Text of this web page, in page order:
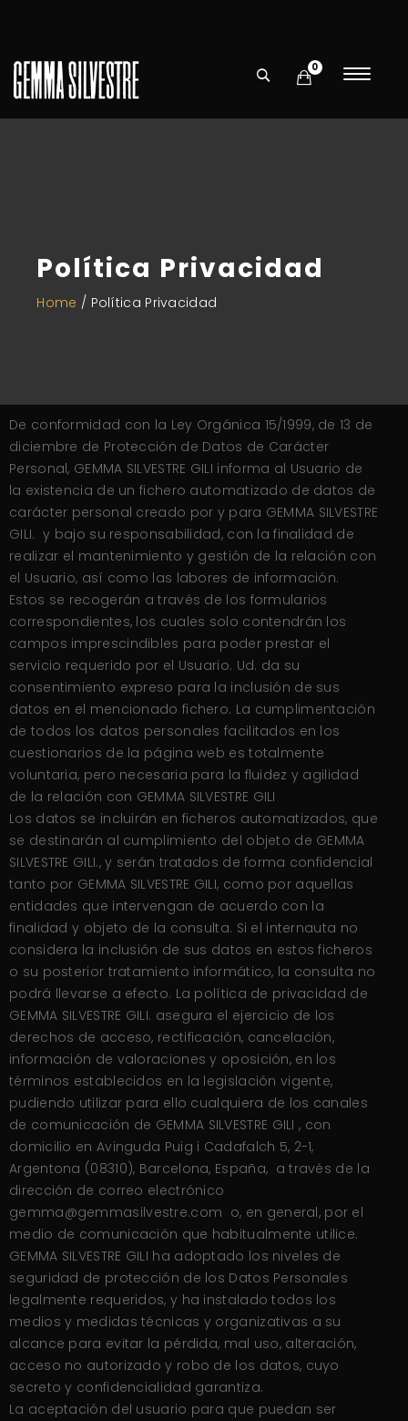
0
Política Privacidad
Home / Política Privacidad
De conformidad con la Ley Orgánica 15/1999, de 13 de
diciembre de Protección de Datos de Carácter
Personal, GEMMA SILVESTRE GILI informa al Usuario de
la existencia de un fichero automatizado de datos de
carácter personal creado por y para GEMMA SILVESTRE
GILI. y bajo su responsabilidad, con la finalidad de
realizar el mantenimiento y gestión de la relación con
el Usuario, así como las labores de información.
Estos se recogerán a través de los formularios
correspondientes, los cuales solo contendrán los
campos imprescindibles para poder prestar el
servicio requerido por el Usuario. Ud. da su
consentimiento expreso para la inclusión de sus
datos en el mencionado fichero. La cumplimentación
de todos los datos personales facilitados en los
cuestionarios de la página web es totalmente
voluntaria, pero necesaria para la fluidez y agilidad
de la relación con GEMMA SILVESTRE GILI
Los datos se incluirán en ficheros automatizados, que
se destinarán al cumplimiento del objeto de GEMMA
SILVESTRE GILI., y serán tratados de forma confidencial
tanto por GEMMA SILVESTRE GILI, como por aquellas
entidades que intervengan de acuerdo con la
finalidad y objeto de la consulta. Si el internauta no
considera la inclusión de sus datos en estos ficheros
o su posterior tratamiento informático, la consulta no
podrá llevarse a efecto. La política de privacidad de
GEMMA SILVESTRE GILI. asegura el ejercicio de los
derechos de acceso, rectificación, cancelación,
información de valoraciones y oposición, en los
términos establecidos en la legislación vigente,
pudiendo utilizar para ello cualquiera de los canales
de comunicación de GEMMA SILVESTRE GILI , con
domicilio en Avinguda Puig i Cadafalch 5, 2-1,
Argentona (08310), Barcelona, España, a través de la
dirección de correo electrónico
gemma@gemmasilvestre.com o, en general, por el
medio de comunicación que habitualmente utilice.
GEMMA SILVESTRE GILI ha adoptado los niveles de
seguridad de protección de los Datos Personales
legalmente requeridos, y ha instalado todos los
medios y medidas técnicas y organizativas a su
alcance para evitar la pérdida, mal uso, alteración,
acceso no autorizado y robo de los datos, cuyo
secreto y confidencialidad garantiza.
La aceptación del usuario para que puedan ser